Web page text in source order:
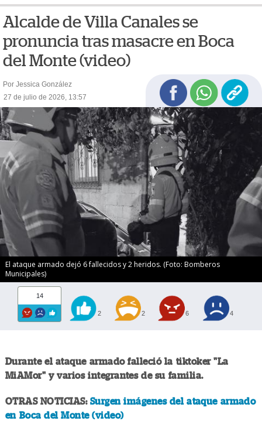
Alcalde de Villa Canales se
pronuncia tras masacre en Boca
del Monte (video)
Por Jessica González
27 de julio de 2026, 13:57
El ataque armado dejó 6 fallecidos y 2 heridos. (Foto: Bomberos
Municipales)
14
2 2 6 4
Durante el ataque armado falleció la tiktoker "La
MiAMor" y varios integrantes de su familia.
OTRAS NOTICIAS: Surgen imágenes del ataque armado
en Boca del Monte (video)